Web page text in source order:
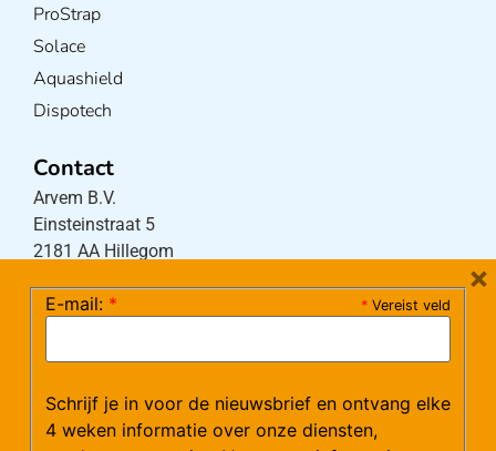
ProStrap
Solace
Aquashield
Dispotech
Contact
Arvem B.V.
Einsteinstraat 5
2181 AA Hillegom
(maandag – donderdag 08:30-17:15 uur / vrijdag
Mail:klantenservice@arvem.nl
* Vereist veld
E-mail: *
Schrijf je in voor de nieuwsbrief en ontvang elke
4 weken informatie over onze diensten,
×